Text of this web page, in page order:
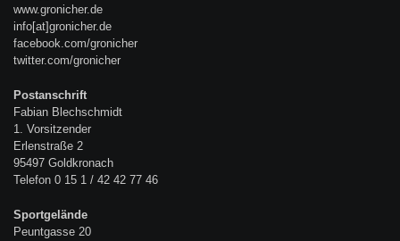
www.gronicher.de
info[at]gronicher.de
facebook.com/gronicher
twitter.com/gronicher
Postanschrift
Fabian Blechschmidt
1. Vorsitzender
Erlenstraße 2
95497 Goldkronach
Telefon 0 15 1 / 42 42 77 46
Sportgelände
Peuntgasse 20